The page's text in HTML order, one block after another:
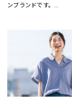
ンブランドです。
さまをお迎えしています
H&Mお問い合わせ窓口:
https://lin.ee/k1gDN7M
お問い合わせ）